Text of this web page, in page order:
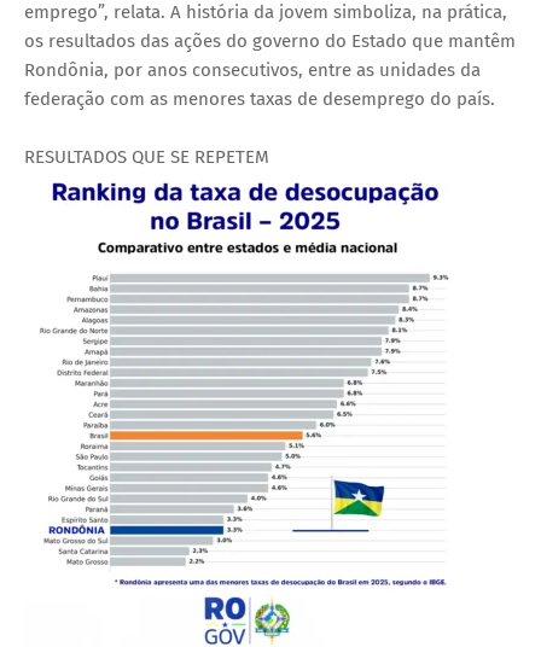
emprego”, relata. A história da jovem simboliza, na prática,
os resultados das ações do governo do Estado que mantêm
Rondônia, por anos consecutivos, entre as unidades da
federação com as menores taxas de desemprego do país.
RESULTADOS QUE SE REPETEM